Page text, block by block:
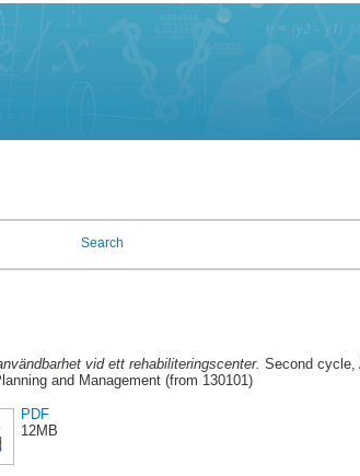
Search
vid ett rehabiliteringscenter. Second cycle,
and Management (from 130101)
PDF
12MB